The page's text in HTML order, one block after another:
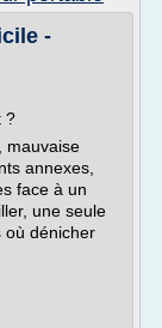
-
?
mauvaise
annexes,
face à un
une seule
où dénicher